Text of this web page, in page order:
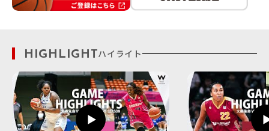
HIGHLIGHTハイライト